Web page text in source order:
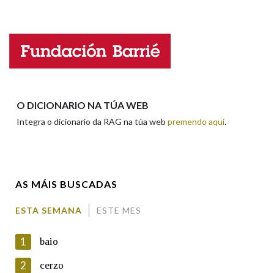
OUTRAS OPCIÓNS DE BUSCA
Pertence a
Nome
O DICIONARIO NA TÚA WEB
Integra o dicionario da RAG na túa web premendo aquí.
AS MÁIS BUSCADAS
ESTA SEMANA ESTE MES
1 baio
2 cerzo